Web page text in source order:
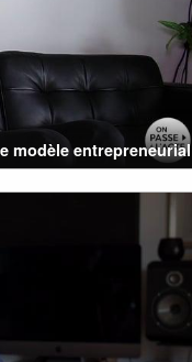
modèle entrepreneurial